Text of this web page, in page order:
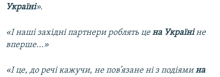
Україні».
«І наші західні партнери роблять цена Україніне
вперше...»
«І це, до речі кажучи, не пов’язане ні з подіямина